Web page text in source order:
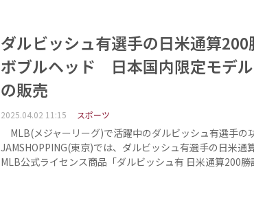
ダルビッシュ有選手の日米通算200
ボブルヘッド 日本国内限定モデ
の販売
2025.04.02 11:15 スポーツ
MLB(メジャーリーグ)で活躍中のダルビッシュ有選手の
JAMSHOPPING(東京)では、ダルビッシュ有選手の日米通
MLB公式ライセンス商品「ダルビッシュ有 日米通算200